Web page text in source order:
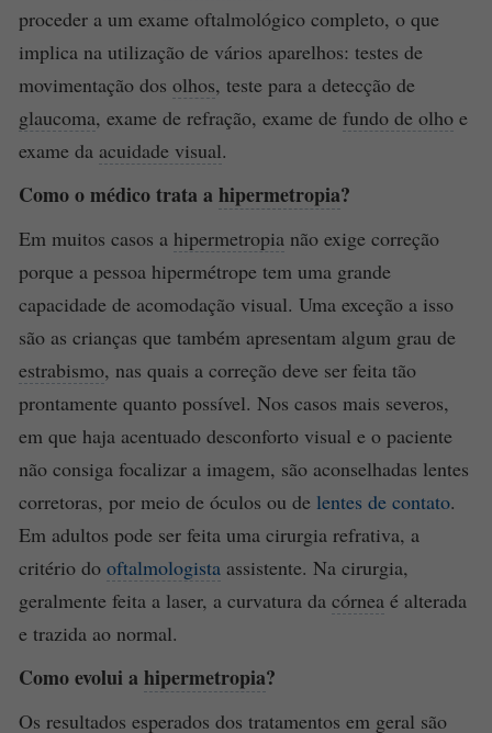
proceder a um exame oftalmológico completo, o que
implica na utilização de vários aparelhos: testes de
movimentação dos olhos, teste para a detecção de
glaucoma, exame de refração, exame de fundo de olho e
exame da acuidade visual.
Como o médico trata a hipermetropia?
Em muitos casos a hipermetropia não exige correção
porque a pessoa hipermétrope tem uma grande
capacidade de acomodação visual. Uma exceção a isso
são as crianças que também apresentam algum grau de
estrabismo, nas quais a correção deve ser feita tão
prontamente quanto possível. Nos casos mais severos,
em que haja acentuado desconforto visual e o paciente
não consiga focalizar a imagem, são aconselhadas lentes
corretoras, por meio de óculos ou de lentes de contato.
Em adultos pode ser feita uma cirurgia refrativa, a
critério do oftalmologista assistente. Na cirurgia,
geralmente feita a laser, a curvatura da córnea é alterada
e trazida ao normal.
Como evolui a hipermetropia?
Os resultados esperados dos tratamentos em geral são